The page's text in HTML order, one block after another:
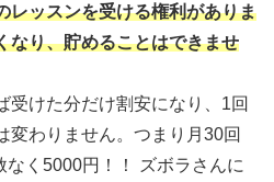
レッスンを受ける権利がありま
なり、貯めることはできませ
受けた分だけ割安になり、1回
変わりません。つまり月30回
く5000円！！ ズボラさんに